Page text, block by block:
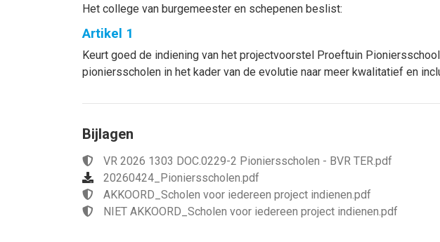
Het college van burgemeester en schepenen beslist:
Artikel 1
Keurt goed de indiening van het projectvoorstel Proeftuin
pioniersscholen in het kader van de evolutie naar meer kwalitatief en
Bijlagen
VR 2026 1303 DOC.0229-2 Pioniersscholen - BVR TER.pdf
20260424_Pioniersscholen.pdf
AKKOORD_Scholen voor iedereen project indienen.pdf
NIET AKKOORD_Scholen voor iedereen project indienen.pdf